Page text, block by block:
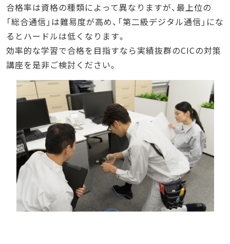
合格率は資格の種類によって異なりますが、最上位の
「総合通信」は難易度が高め、「第二級デジタル通信」にな
るとハードルは低くなります。
効率的な学習で合格を目指すなら実績抜群のCICの対策
講座を是非ご検討ください。